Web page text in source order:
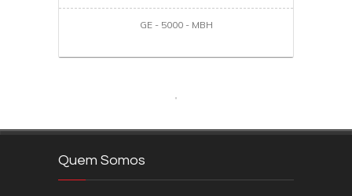
GE - 5000 - MBH
Quem Somos